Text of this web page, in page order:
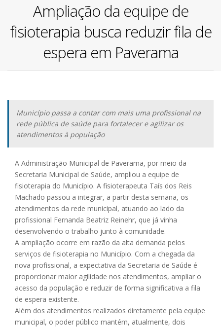
Ampliação da equipe de
fisioterapia busca reduzir fila de
espera em Paverama
Município passa a contar com mais uma profissional na
rede pública de saúde para fortalecer e agilizar os
atendimentos à população
A Administração Municipal de Paverama, por meio da
Secretaria Municipal de Saúde, ampliou a equipe de
fisioterapia do Município. A fisioterapeuta Taís dos Reis
Machado passou a integrar, a partir desta semana, os
atendimentos da rede municipal, atuando ao lado da
profissional Fernanda Beatriz Reinehr, que já vinha
desenvolvendo o trabalho junto à comunidade.
A ampliação ocorre em razão da alta demanda pelos
serviços de fisioterapia no Município. Com a chegada da
nova profissional, a expectativa da Secretaria de Saúde é
proporcionar maior agilidade nos atendimentos, ampliar o
acesso da população e reduzir de forma significativa a fila
de espera existente.
Além dos atendimentos realizados diretamente pela equipe
municipal, o poder público mantém, atualmente, dois